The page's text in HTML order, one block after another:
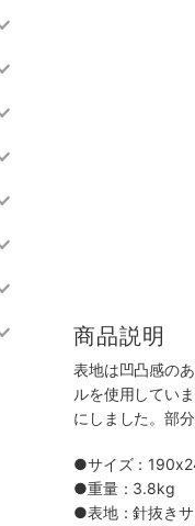
商品説明
表地は凹凸感の
ルを使用してい
にしました。部
●サイズ：
●重量：3.8kg
●表地：針抜き